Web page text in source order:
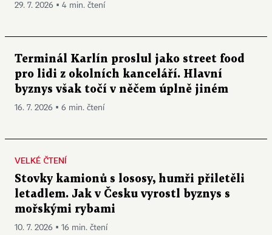
29. 7. 2026 ▪ 4 min. čtení
Terminál Karlín proslul jako street food
pro lidi z okolních kanceláří. Hlavní
byznys však točí v něčem úplně jiném
16. 7. 2026 ▪ 6 min. čtení
VELKÉ ČTENÍ
Stovky kamionů s lososy, humři přiletěli
letadlem. Jak v Česku vyrostl byznys s
mořskými rybami
10. 7. 2026 ▪ 16 min. čtení